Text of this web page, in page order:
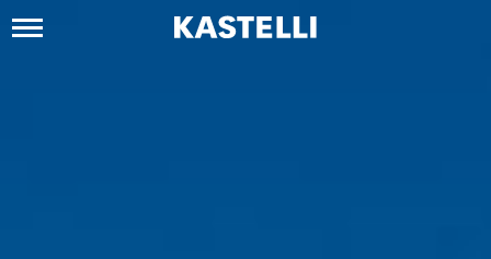
sisältöön